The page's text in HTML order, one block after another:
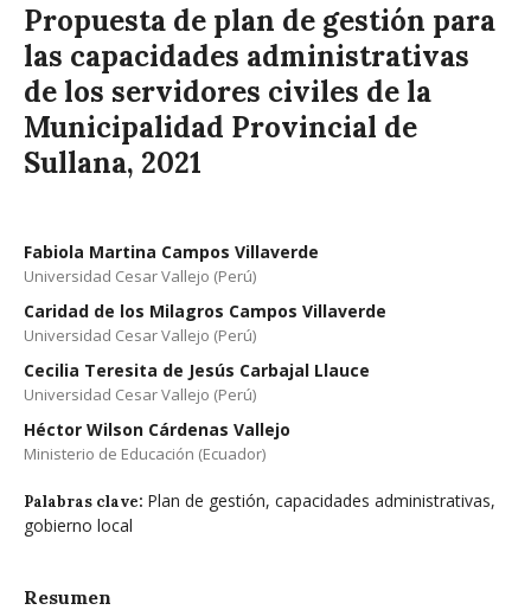
Propuesta de plan de gestión para
las capacidades administrativas
de los servidores civiles de la
Municipalidad Provincial de
Sullana, 2021
Fabiola Martina Campos Villaverde
Universidad Cesar Vallejo (Perú)
Caridad de los Milagros Campos Villaverde
Universidad Cesar Vallejo (Perú)
Cecilia Teresita de Jesús Carbajal Llauce
Universidad Cesar Vallejo (Perú)
Héctor Wilson Cárdenas Vallejo
Ministerio de Educación (Ecuador)
Palabras clave: Plan de gestión, capacidades administrativas,
gobierno local
Resumen